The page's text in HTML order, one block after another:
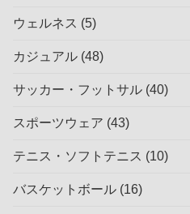
ウェルネス (5)
カジュアル (48)
サッカー・フットサル (40)
スポーツウェア (43)
テニス・ソフトテニス (10)
バスケットボール (16)